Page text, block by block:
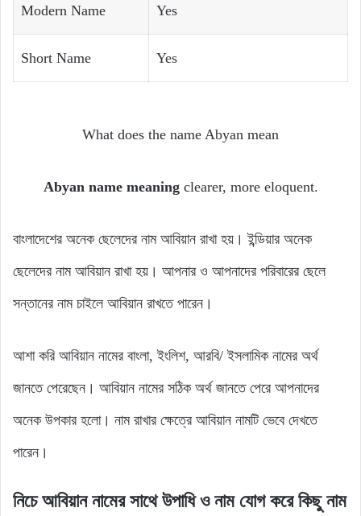
Modern Name Yes
Short Name Yes
What does the name Abyan mean
Abyan name meaning clearer, more eloquent.
বাংলাদেশের অনেক ছেলেদের নাম আবিয়ান রাখা হয়। ইন্ডিয়ার অনেক
ছেলেদের নাম আবিয়ান রাখা হয়। আপনার ও আপনাদের পরিবারের ছেলে
সন্তানের নাম চাইলে আবিয়ান রাখতে পারেন।
আশা করি আবিয়ান নামের বাংলা, ইংলিশ, আরবি/ ইসলামিক নামের অর্থ
জানতে পেরেছেন। আবিয়ান নামের সঠিক অর্থ জানতে পেরে আপনাদের
অনেক উপকার হলো। নাম রাখার ক্ষেত্রে আবিয়ান নামটি ভেবে দেখতে
পারেন।
নিচে আবিয়ান নামের সাথে উপাধি ও নাম যোগ করে কিছু নাম